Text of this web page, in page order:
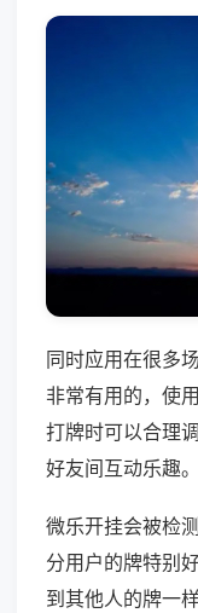
同时应用在很多
非常有用的，使
打牌时可以合理
好友间互动乐趣。
微乐开挂会被检
分用户的牌特别
到其他人的牌一